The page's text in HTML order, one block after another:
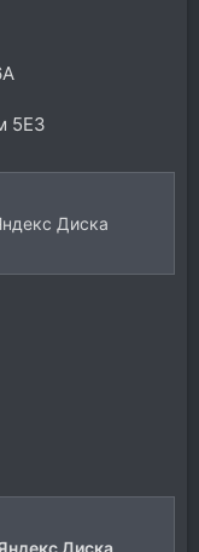
5E3
Диска
Диска